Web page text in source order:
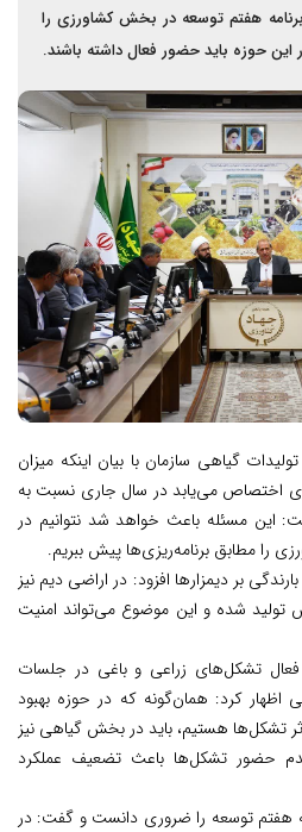
هفتم توسعه در بخش کشاورزی را
حوزه باید حضور فعال داشته باشند.
گیاهی سازمان با بیان اینکه میزان
اختصاص می‌یابد در سال جاری نسبت به
این مسئله باعث خواهد شد نتوانیم در
را مطابق برنامه‌ریزی‌ها پیش ببریم.
بر دیمزارها افزود: در اراضی دیم نیز
شده و این موضوع می‌تواند امنیت
تشکل‌های زراعی و باغی در جلسات
کرد: همان‌گونه که در حوزه بهبود
تشکل‌ها هستیم، باید در بخش گیاهی نیز
حضور تشکل‌ها باعث تضعیف عملکرد
توسعه را ضروری دانست و گفت: در